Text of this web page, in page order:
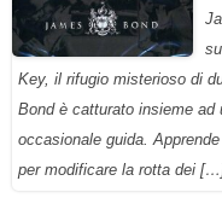
Key, il rifugio misterioso di
Bond è catturato insieme ad
occasionale guida.
per modificare la rotta dei